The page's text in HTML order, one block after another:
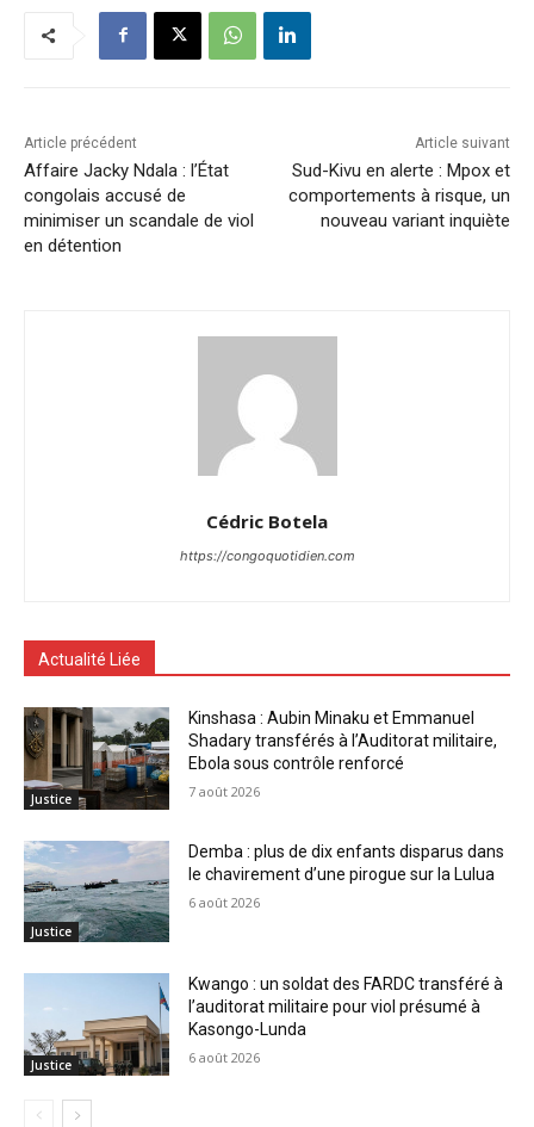
Article précédent
Affaire Jacky Ndala : l’État
congolais accusé de
minimiser un scandale de viol
en détention
Article suivant
Sud-Kivu en alerte : Mpox et
comportements à risque, un
nouveau variant inquiète
Cédric Botela
https://congoquotidien.com
Actualité Liée
Justice
Kinshasa : Aubin Minaku et Emmanuel
Shadary transférés à l’Auditorat militaire,
Ebola sous contrôle renforcé
7 août 2026
Justice
Demba : plus de dix enfants disparus dans
le chavirement d’une pirogue sur la Lulua
6 août 2026
Justice
Kwango : un soldat des FARDC transféré à
l’auditorat militaire pour viol présumé à
Kasongo-Lunda
6 août 2026